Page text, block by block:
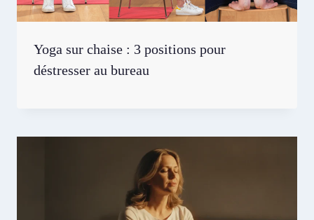
Yoga sur chaise : 3 positions pour
déstresser au bureau